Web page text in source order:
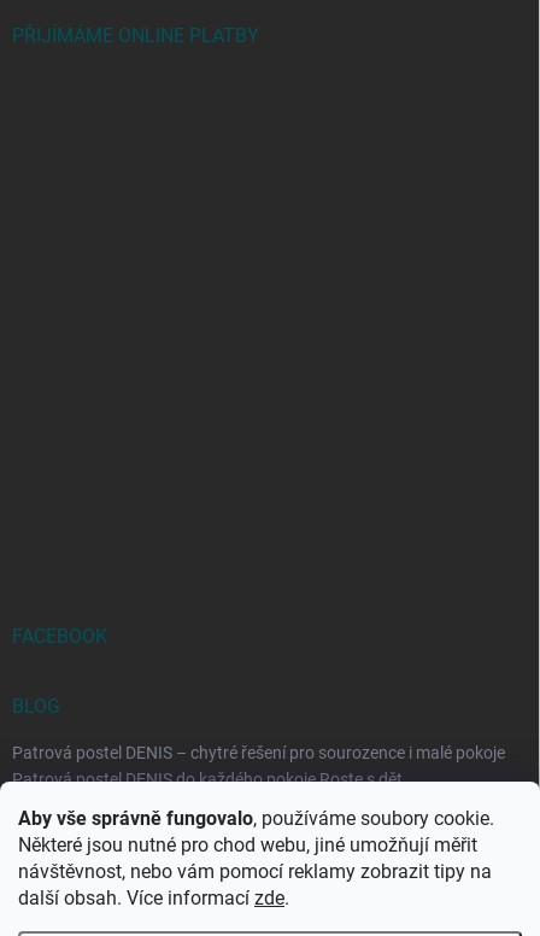
Aby vše správně fungovalo, používáme soubory cookie.
Některé jsou nutné pro chod webu, jiné umožňují měřit
návštěvnost, nebo vám pomocí reklamy zobrazit tipy na
další obsah. Více informací zde.
PŘIJÍMÁME ONLINE PLATBY
FACEBOOK
BLOG
Patrová postel DENIS – chytré řešení pro sourozence i malé pokoje
Patrová postel DENIS do každého pokoje Roste s dět...
Rozkládací postele RELAX – ideální řešení pro malé prostory i
každodenní spaní
Rozkládací postel, která se přizpůsobí vašemu živo...